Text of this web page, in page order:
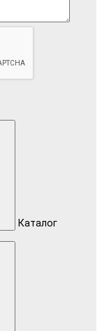
Каталог